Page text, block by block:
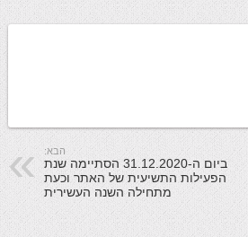
הבא:
ביום ה-31.12.2020 הסתיימה שנת
הפעילות התשיעית של האתר וכעת
מתחילה השנה העשירית